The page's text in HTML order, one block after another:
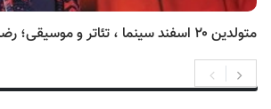
متولدین ۲۰ اسفند سینما ، تئاتر و موسیقی؛ رضا بابک